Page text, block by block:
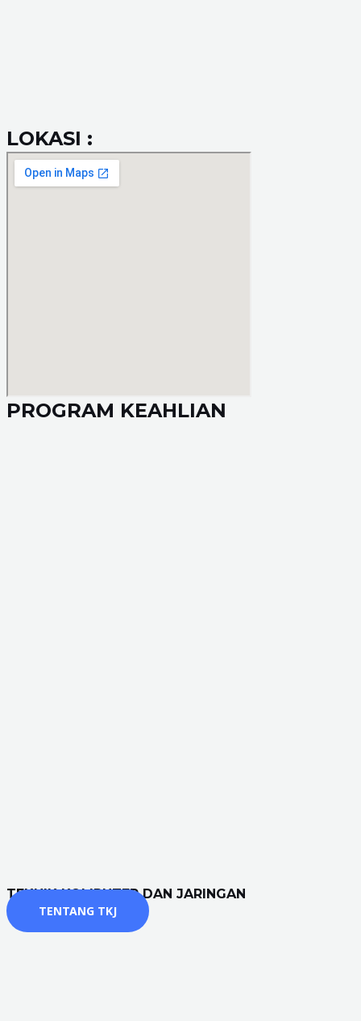
LOKASI :
PROGRAM KEAHLIAN
TEKNIK KOMPUTER DAN JARINGAN
TENTANG TKJ